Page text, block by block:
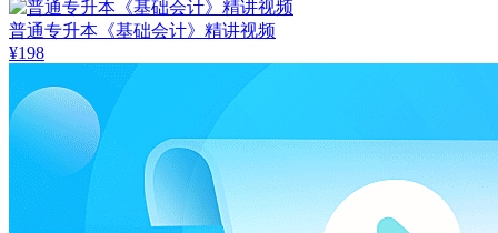
普通专升本《基础会计》精讲视频
¥198